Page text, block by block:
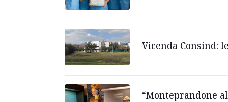
Vicenda Consind:
“Monteprandone